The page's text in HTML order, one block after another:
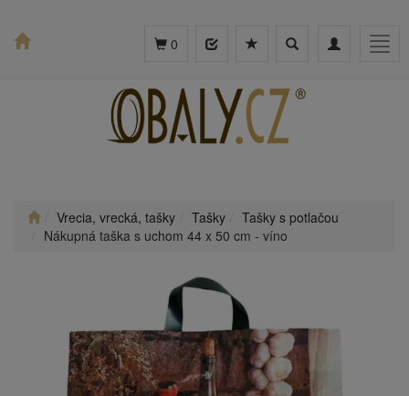
Toggle
Toggle
0
Vrecia, vrecká, tašky Tašky
Tašky s potlačou
Nákupná taška s uchom 44 x 50 cm - víno